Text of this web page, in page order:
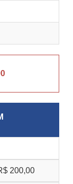
200,00